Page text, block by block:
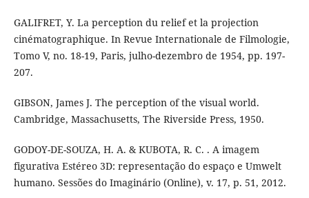
GALIFRET, Y. La perception du relief et la projection
cinématographique. In Revue Internationale de Filmologie,
Tomo V, no. 18-19, Paris, julho-dezembro de 1954, pp. 197-
207.
GIBSON, James J. The perception of the visual world.
Cambridge, Massachusetts, The Riverside Press, 1950.
GODOY-DE-SOUZA, H. A. & KUBOTA, R. C. . A imagem
figurativa Estéreo 3D: representação do espaço e Umwelt
humano. Sessões do Imaginário (Online), v. 17, p. 51, 2012.